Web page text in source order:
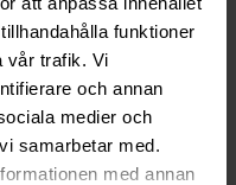
funktioner
vår trafik. Vi
och annan
medier och
samarbetar med.
med annan